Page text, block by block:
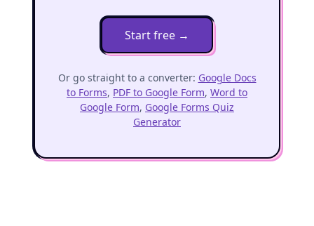
Start free →
Or go straight to a converter: Google Docs
to Forms, PDF to Google Form, Word to
Google Form, Google Forms Quiz
Generator